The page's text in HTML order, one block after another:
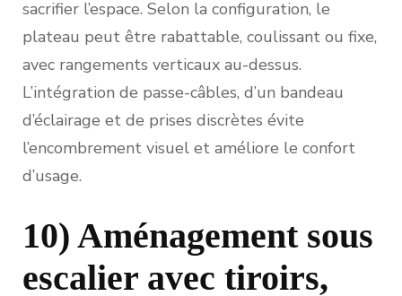
sacrifier l’espace. Selon la configuration, le
plateau peut être rabattable, coulissant ou fixe,
avec rangements verticaux au-dessus.
L’intégration de passe-câbles, d’un bandeau
d’éclairage et de prises discrètes évite
l’encombrement visuel et améliore le confort
d’usage.
10) Aménagement sous
escalier avec tiroirs,